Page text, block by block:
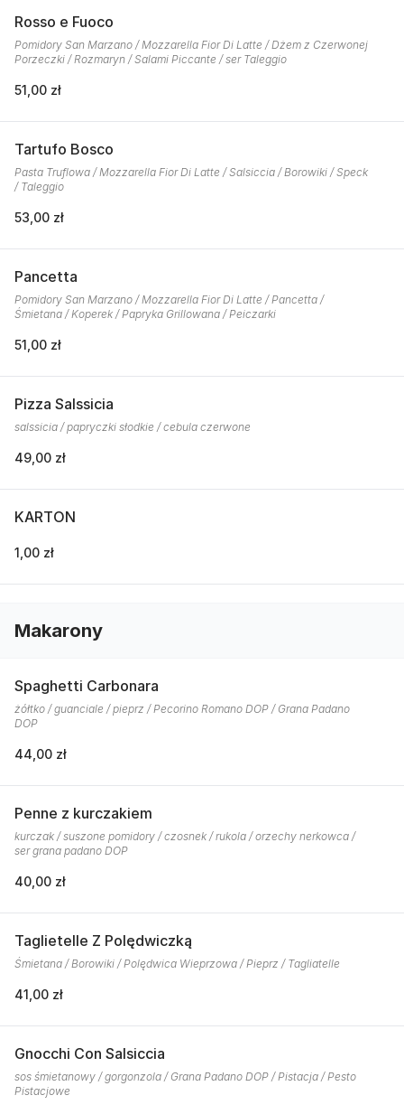
Rosso e Fuoco
Pomidory San Marzano / Mozzarella Fior Di Latte / Dżem z Czerwonej
Porzeczki / Rozmaryn / Salami Piccante / ser Taleggio
51,00 zł
Tartufo Bosco
Pasta Truflowa / Mozzarella Fior Di Latte / Salsiccia / Borowiki / Speck
/ Taleggio
53,00 zł
Pancetta
Pomidory San Marzano / Mozzarella Fior Di Latte / Pancetta /
Śmietana / Koperek / Papryka Grillowana / Peiczarki
51,00 zł
Pizza Salssicia
salssicia / papryczki słodkie / cebula czerwone
49,00 zł
KARTON
1,00 zł
Makarony
Spaghetti Carbonara
żółtko / guanciale / pieprz / Pecorino Romano DOP / Grana Padano
DOP
44,00 zł
Penne z kurczakiem
kurczak / suszone pomidory / czosnek / rukola / orzechy nerkowca /
ser grana padano DOP
40,00 zł
Taglietelle Z Polędwiczką
Śmietana / Borowiki / Polędwica Wieprzowa / Pieprz / Tagliatelle
41,00 zł
Gnocchi Con Salsiccia
sos śmietanowy / gorgonzola / Grana Padano DOP / Pistacja / Pesto
Pistacjowe